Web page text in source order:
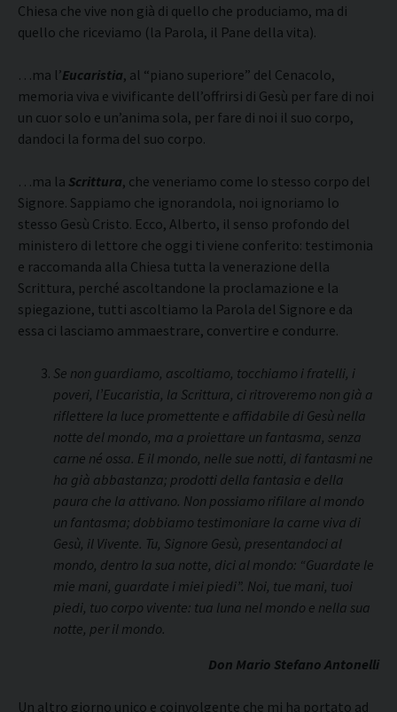
Chiesa che vive non già di quello che produciamo, ma di
quello che riceviamo (la Parola, il Pane della vita).
…ma l’Eucaristia, al “piano superiore” del Cenacolo,
memoria viva e vivificante dell’offrirsi di Gesù per fare di noi
un cuor solo e un’anima sola, per fare di noi il suo corpo,
dandoci la forma del suo corpo.
…ma la Scrittura, che veneriamo come lo stesso corpo del
Signore. Sappiamo che ignorandola, noi ignoriamo lo
stesso Gesù Cristo. Ecco, Alberto, il senso profondo del
ministero di lettore che oggi ti viene conferito: testimonia
e raccomanda alla Chiesa tutta la venerazione della
Scrittura, perché ascoltandone la proclamazione e la
spiegazione, tutti ascoltiamo la Parola del Signore e da
essa ci lasciamo ammaestrare, convertire e condurre.
Se non guardiamo, ascoltiamo, tocchiamo i fratelli, i
poveri, l’Eucaristia, la Scrittura, ci ritroveremo non già a
riflettere la luce promettente e affidabile di Gesù nella
notte del mondo, ma a proiettare un fantasma, senza
carne né ossa. E il mondo, nelle sue notti, di fantasmi ne
ha già abbastanza; prodotti della fantasia e della
paura che la attivano. Non possiamo rifilare al mondo
un fantasma; dobbiamo testimoniare la carne viva di
Gesù, il Vivente. Tu, Signore Gesù, presentandoci al
mondo, dentro la sua notte, dici al mondo: “Guardate le
mie mani, guardate i miei piedi”. Noi, tue mani, tuoi
piedi, tuo corpo vivente: tua luna nel mondo e nella sua
notte, per il mondo.
Don Mario Stefano Antonelli
Un altro giorno unico e coinvolgente che mi ha portato ad